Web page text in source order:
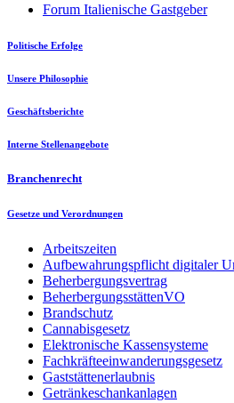
Forum Italienische Gastgeber
Politische Erfolge
Unsere Philosophie
Geschäftsberichte
Interne Stellenangebote
Branchenrecht
Gesetze und Verordnungen
Arbeitszeiten
Aufbewahrungspflicht digitaler
Beherbergungsvertrag
BeherbergungsstättenVO
Brandschutz
Cannabisgesetz
Elektronische Kassensysteme
Fachkräfteeinwanderungsgesetz
Gaststättenerlaubnis
Getränkeschankanlagen